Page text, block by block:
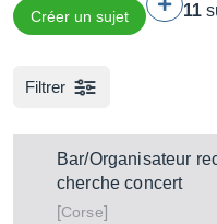
Créer un sujet 11
Filtrer
Bar/Organisateur
cherche concert
[Corse]